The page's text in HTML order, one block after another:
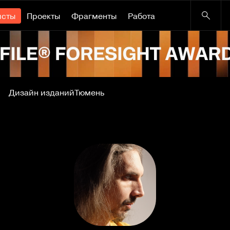
Проекты Фрагменты Работа
Дизайн изданийТюмень